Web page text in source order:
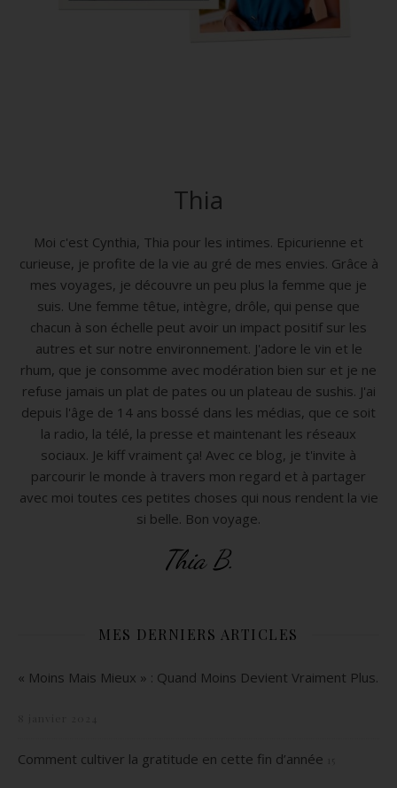
Thia
Moi c'est Cynthia, Thia pour les intimes. Epicurienne et
curieuse, je profite de la vie au gré de mes envies. Grâce à
mes voyages, je découvre un peu plus la femme que je
suis. Une femme têtue, intègre, drôle, qui pense que
chacun à son échelle peut avoir un impact positif sur les
autres et sur notre environnement. J'adore le vin et le
rhum, que je consomme avec modération bien sur et je ne
refuse jamais un plat de pates ou un plateau de sushis. J'ai
depuis l'âge de 14 ans bossé dans les médias, que ce soit
la radio, la télé, la presse et maintenant les réseaux
sociaux. Je kiff vraiment ça! Avec ce blog, je t'invite à
parcourir le monde à travers mon regard et à partager
avec moi toutes ces petites choses qui nous rendent la vie
si belle. Bon voyage.
Thia B.
MES DERNIERS ARTICLES
« Moins Mais Mieux » : Quand Moins Devient Vraiment Plus.
Comment cultiver la gratitude en cette fin d’année